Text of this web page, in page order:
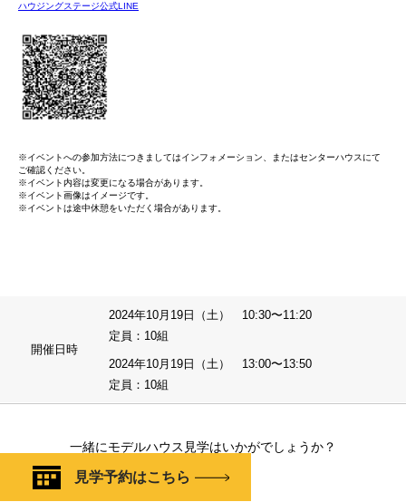
ハウジングステージ公式LINE
※イベントへの参加方法につきましてはインフォメーション、またはセンターハウスにて
ご確認ください。
※イベント内容は変更になる場合があります。
※イベント画像はイメージです。
※イベントは途中休憩をいただく場合があります。
開催日時
2024年10月19日（土） 10:30〜11:20
定員：10組
2024年10月19日（土） 13:00〜13:50
定員：10組
一緒にモデルハウス見学はいかがでしょうか？
見学予約はこちら